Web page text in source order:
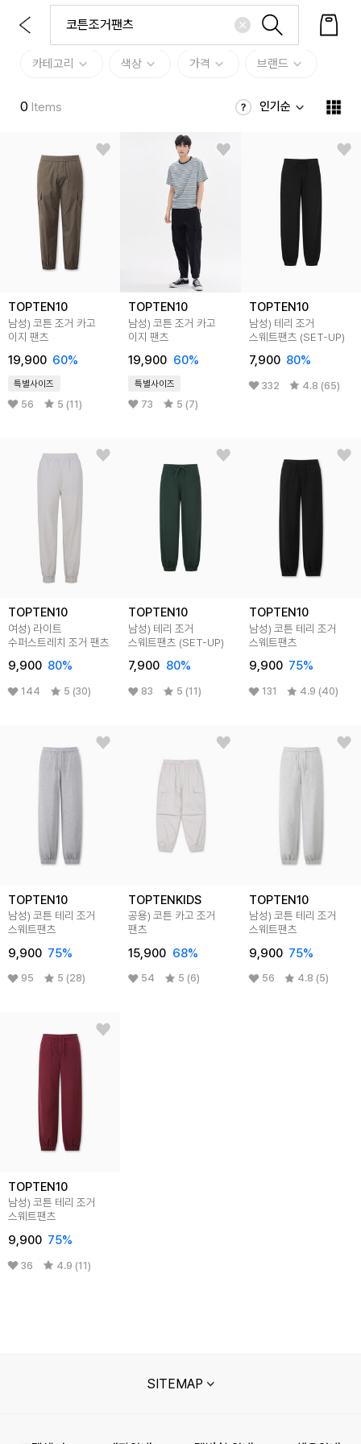
카테고리 색상 가격 브랜드
0 Items 인기순
TOPTEN10
남성) 코튼 조거 카고
이지 팬츠
19,900 60%
특별사이즈
56 5 (11)
TOPTEN10
남성) 코튼 조거 카고
이지 팬츠
19,900 60%
특별사이즈
73 5 (7)
TOPTEN10
남성) 테리 조거
스웨트팬츠 (SET-UP)
7,900 80%
332 4.8 (65)
TOPTEN10
여성) 라이트
수퍼스트레치 조거 팬츠
9,900 80%
144 5 (30)
TOPTEN10
남성) 테리 조거
스웨트팬츠 (SET-UP)
7,900 80%
83 5 (11)
TOPTEN10
남성) 코튼 테리 조거
스웨트팬츠
9,900 75%
131 4.9 (40)
TOPTEN10
남성) 코튼 테리 조거
스웨트팬츠
9,900 75%
95 5 (28)
TOPTENKIDS
공용) 코튼 카고 조거
팬츠
15,900 68%
54 5 (6)
TOPTEN10
남성) 코튼 테리 조거
스웨트팬츠
9,900 75%
56 4.8 (5)
TOPTEN10
남성) 코튼 테리 조거
스웨트팬츠
9,900 75%
36 4.9 (11)
SITEMAP